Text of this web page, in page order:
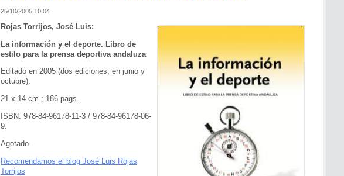
25/10/2005 10:04
Rojas Torrijos, José Luis:
La información y el deporte. Libro de
estilo para la prensa deportiva andaluza
Editado en 2005 (dos ediciones, en junio y
octubre).
21 x 14 cm.; 186 pags.
ISBN: 978-84-96178-11-3 / 978-84-96178-06-
9.
Agotado.
Recomendamos el blog José Luis Rojas
Torrijos